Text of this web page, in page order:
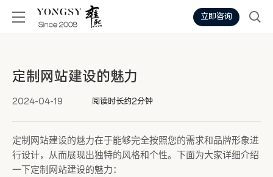
立即咨询
定制网站建设的魅力
2024-04-19 阅读时长约2分钟
定制网站建设的魅力在于能够完全按照您的需求和品牌形象进
行设计，从而展现出独特的风格和个性。下面为大家详细介绍
一下定制网站建设的魅力：